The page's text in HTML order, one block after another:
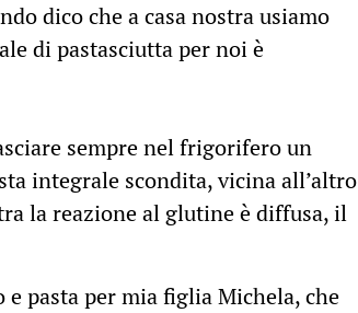
dico che a casa nostra usiamo
di pastasciutta per noi è
sempre nel frigorifero un
integrale scondita, vicina all’altro
la reazione al glutine è diffusa, il
pasta per mia figlia Michela, che